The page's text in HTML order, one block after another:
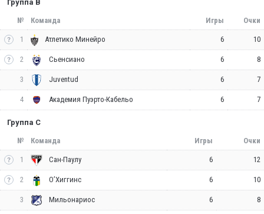
Группа B
№ Команда Игры Очки
1 Атлетико Минейро 6 10
2 Сьенсиано 6 8
3 Juventud 6 7
4 Академия Пуэрто-Кабельо 6 7
Группа C
№ Команда Игры Очки
1 Сан-Паулу 6 12
2 О’Хиггинс 6 10
3 Мильонариос 6 8